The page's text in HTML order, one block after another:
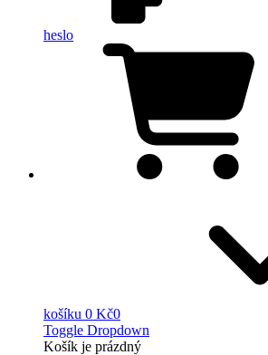
heslo
košíku 0 Kč0
Toggle Dropdown
Košík je prázdný